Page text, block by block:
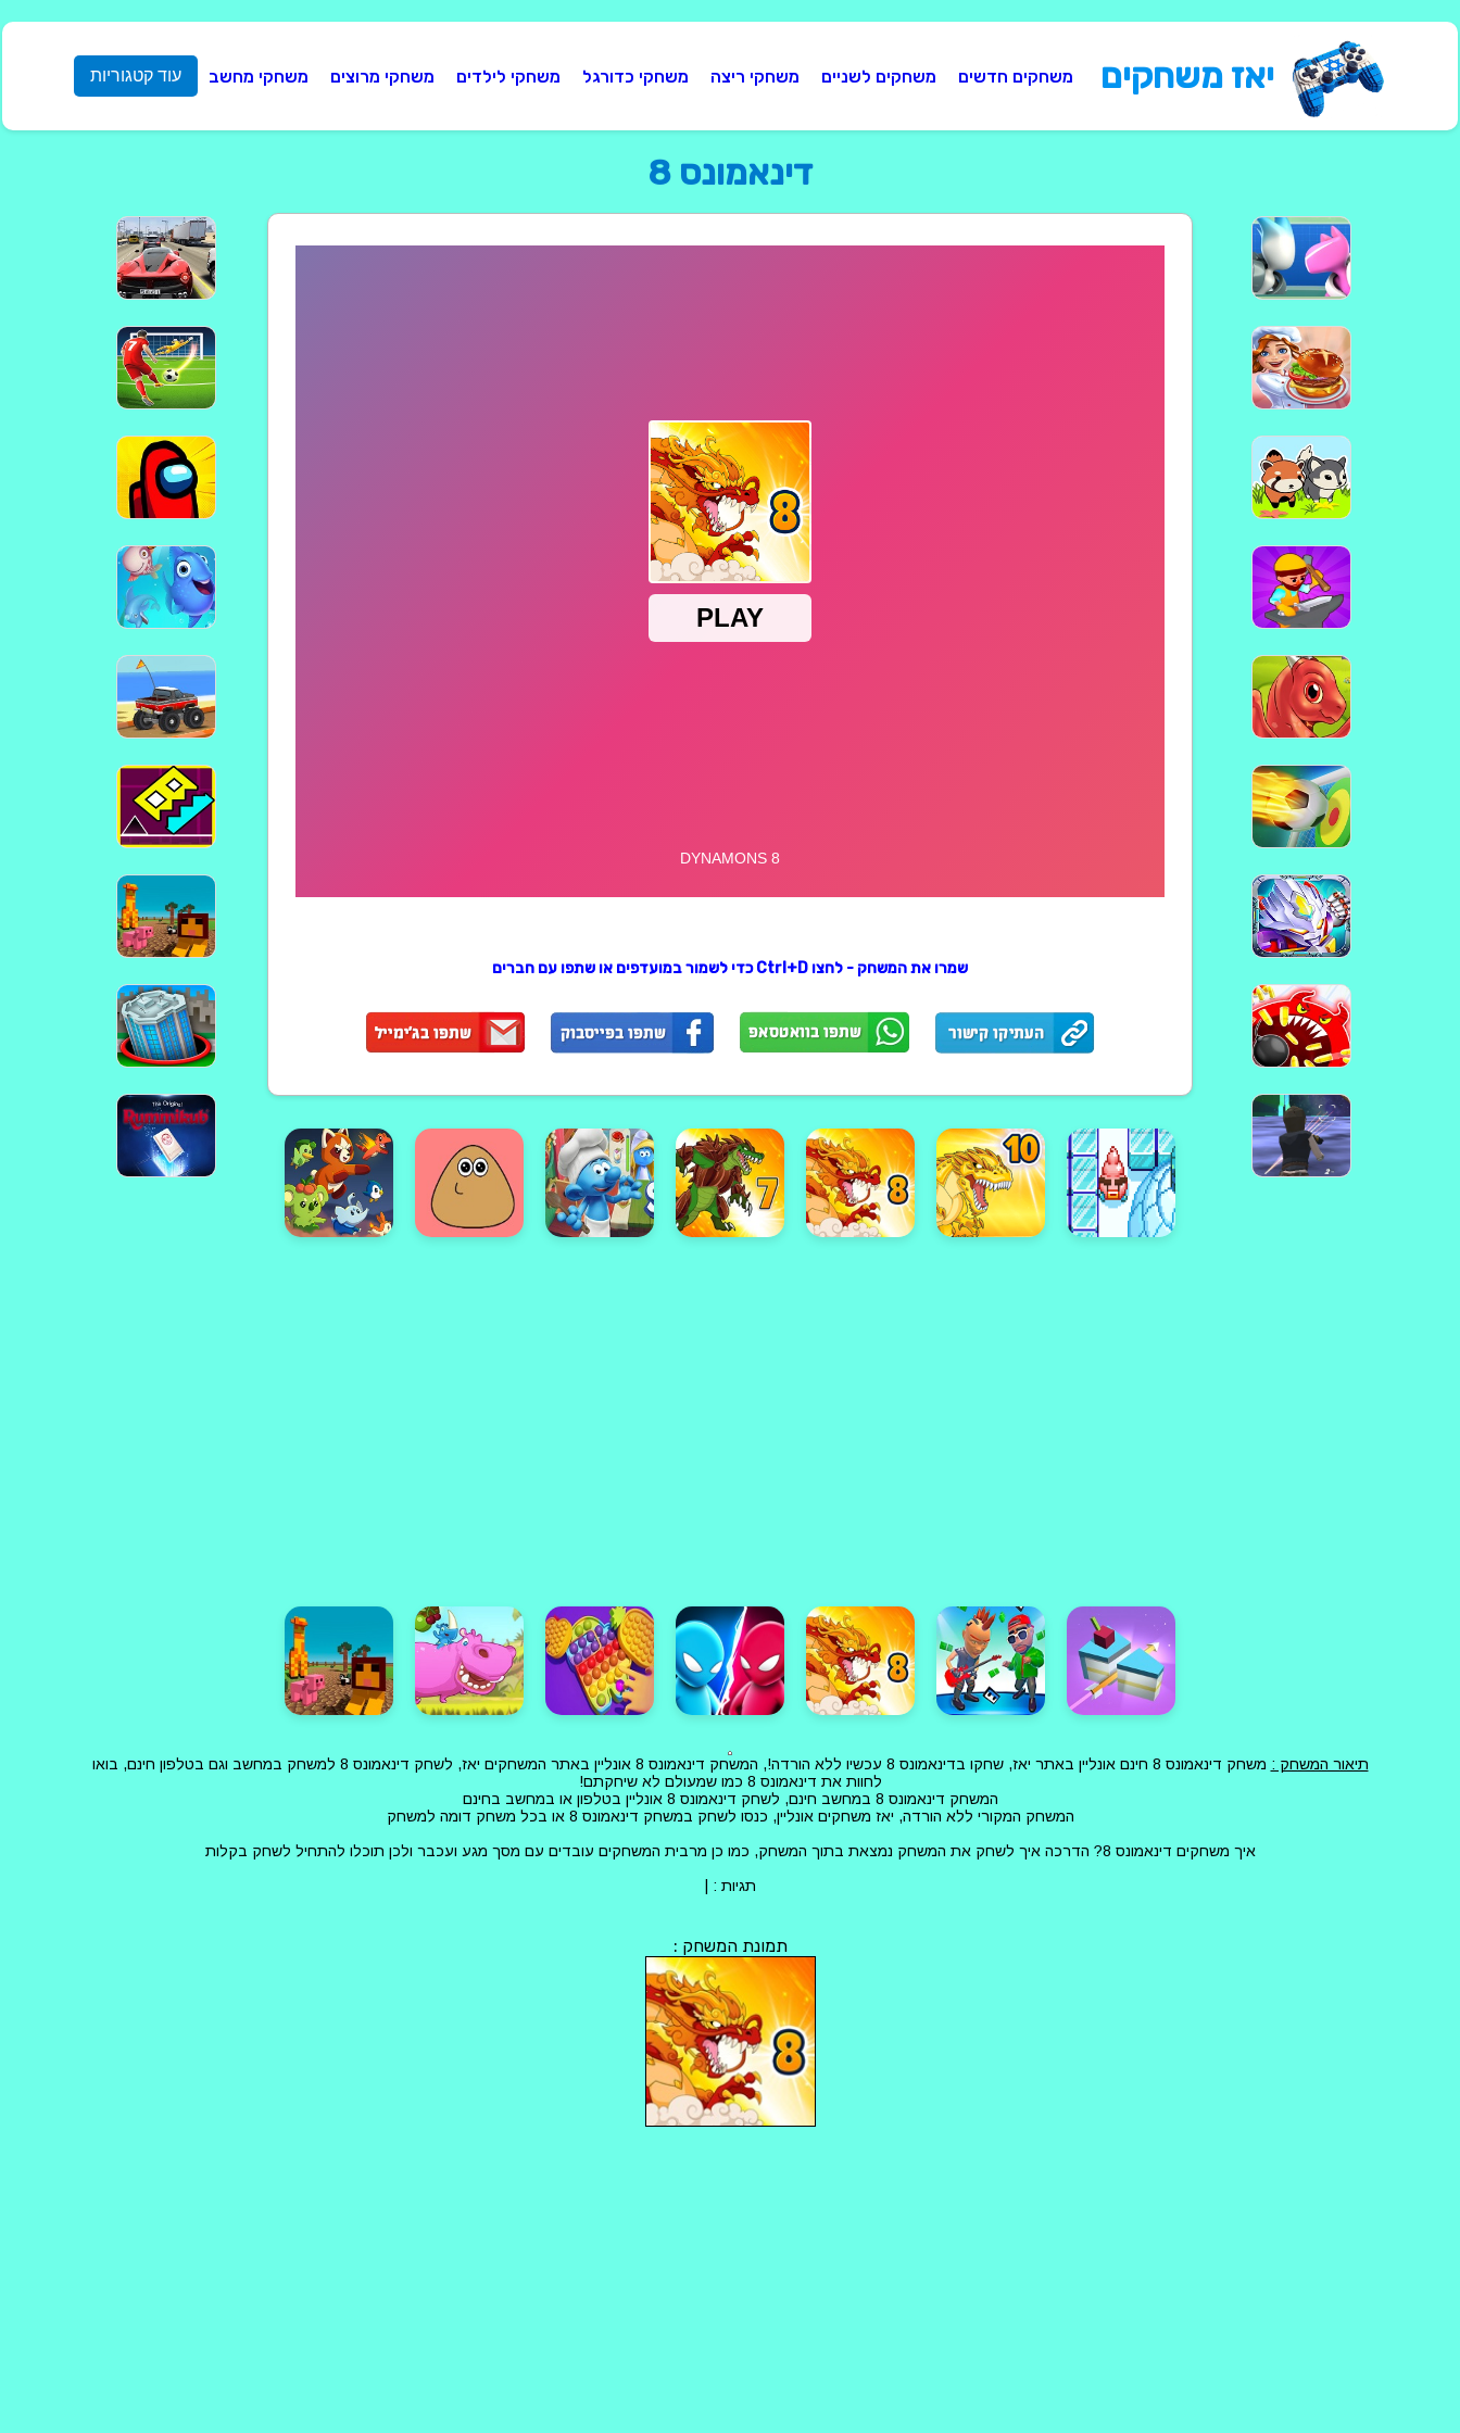
יאז משחקים משחקים חדשים משחקים לשניים משחקי ריצה משחקי כדורגל משחקי לילדים משחקי מרוצים משחקי מחשב עוד קטגוריות
דינאמונס 8
שמרו את המשחק - לחצו Ctrl+D כדי לשמור במועדפים או שתפו עם חברים
תיאור המשחק :
משחק דינאמונס 8 חינם אונליין באתר יאז, שחקו בדינאמונס 8 עכשיו ללא הורדה!, המשחק דינאמונס 8 אונליין באתר המשחקים יאז, לשחק דינאמונס 8 למשחק במחשב וגם בטלפון חינם, בואו
לחוות את דינאמונס 8 כמו שמעולם לא שיחקתם!
המשחק דינאמונס 8 במחשב חינם, לשחק דינאמונס 8 אונליין בטלפון או במחשב בחינם
המשחק המקורי ללא הורדה, יאז משחקים אונליין, כנסו לשחק במשחק דינאמונס 8 או בכל משחק דומה למשחק
איך משחקים דינאמונס 8? הדרכה איך לשחק את המשחק נמצאת בתוך המשחק, כמו כן מרבית המשחקים עובדים עם מסך מגע ועכבר ולכן תוכלו להתחיל לשחק בקלות
תגיות :
תמונת המשחק :